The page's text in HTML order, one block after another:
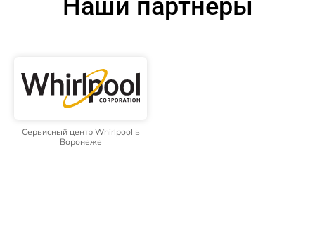
Наши партнёры
Сервисный центр Whirlpool в
Воронеже